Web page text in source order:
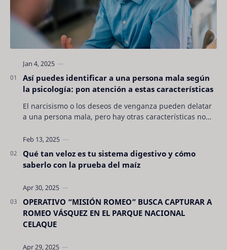
Así puedes identificar a una persona mala según
la psicología: pon atención a estas características
El narcisismo o los deseos de venganza pueden delatar
a una persona mala, pero hay otras características no
Qué tan veloz es tu sistema digestivo y cómo
saberlo con la prueba del maíz
OPERATIVO “MISIÓN ROMEO” BUSCA CAPTURAR A
ROMEO VÁSQUEZ EN EL PARQUE NACIONAL
CELAQUE